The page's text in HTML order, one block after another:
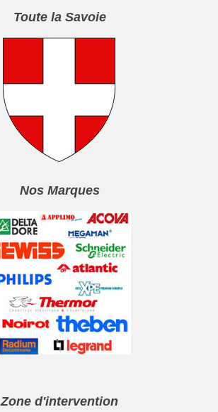
Toute la Savoie
Nos Marques
Zone d'intervention